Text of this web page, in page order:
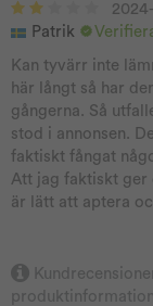
Patrik
Kan tyvärr inte
här långt så har
gångerna. Så
stod i annonsen.
faktiskt fångat
Att jag faktiskt ger
är lätt att aptera